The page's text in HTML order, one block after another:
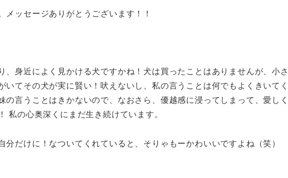
ッセージありがとうございます！！
、身近によく見かける犬ですかね！犬は買ったことはありませんが、小さ
てその犬が実に賢い！吠えないし、私の言うことは何でもよくきいてく
言うことはきかないので、なおさら、優越感に浸ってしまって、愛しく
私の心奥深くにまだ生き続けています。
だけに！なついてくれていると、そりゃもーかわいいですよね（笑）